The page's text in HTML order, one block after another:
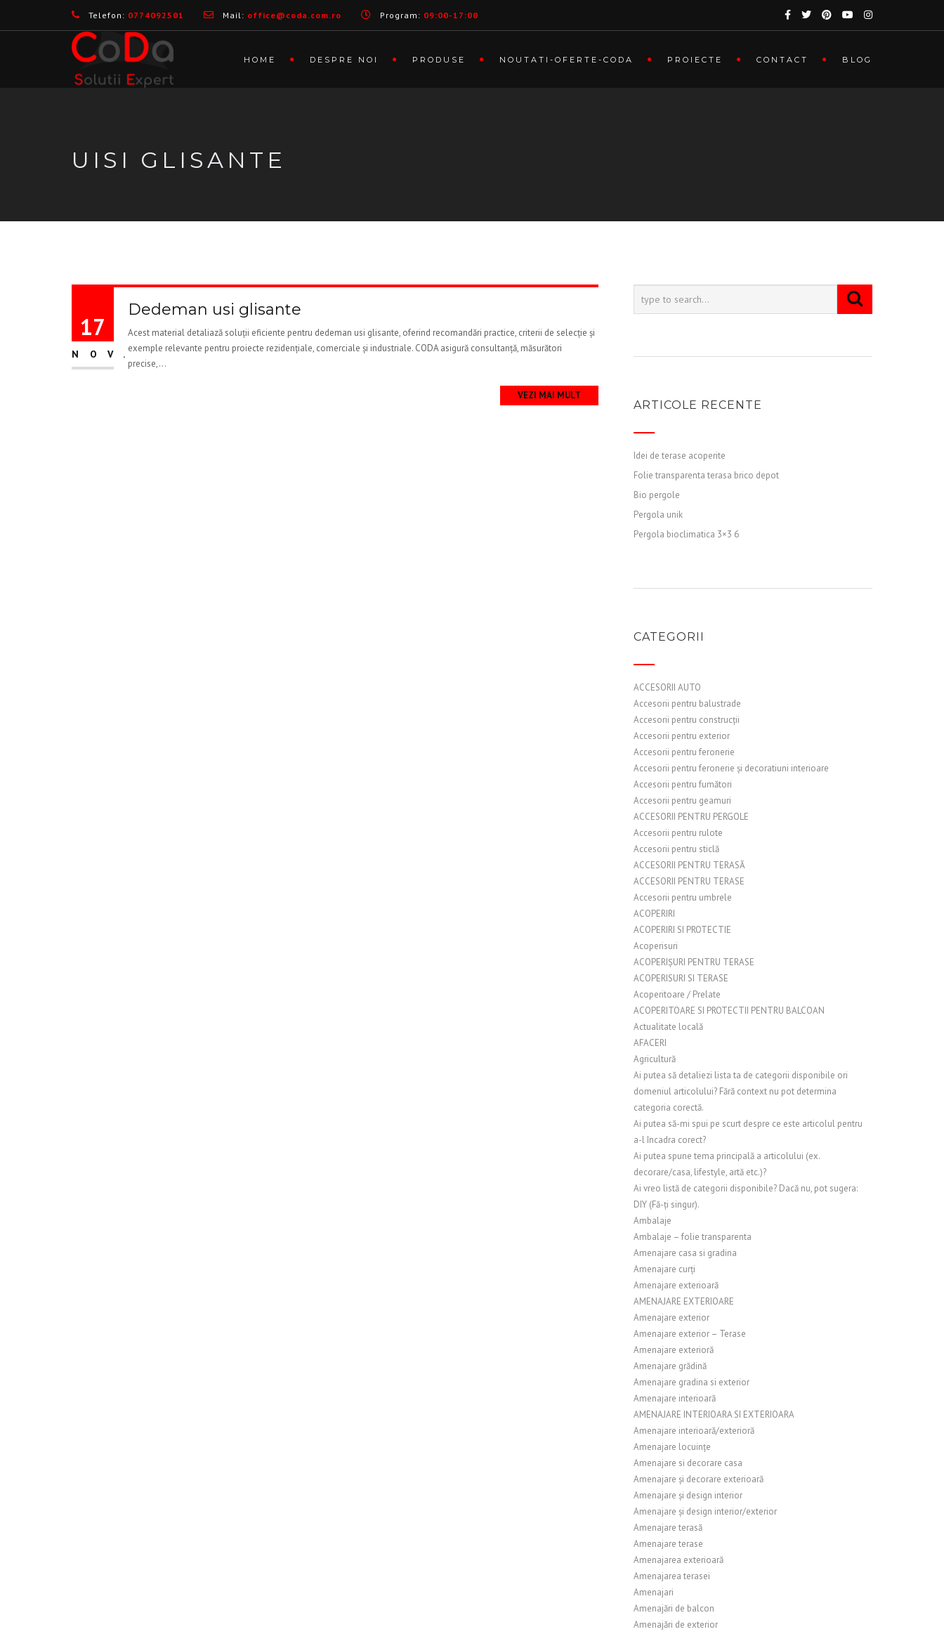
Telefon: 0774092501 Mail: office@coda.com.ro Program: 09:00-17:00
HOME DESPRE NOI PRODUSE NOUTATI-OFERTE-CODA PROIECTE CONTACT BLOG
UISI GLISANTE
17
NOV.
Dedeman usi glisante
Acest material detaliază soluții eficiente pentru dedeman usi glisante, oferind recomandări practice, criterii de selecție și
exemple relevante pentru proiecte rezidențiale, comerciale și industriale. CODA asigură consultanță, măsurători
precise,...
VEZI MAI MULT
ARTICOLE RECENTE
Idei de terase acoperite
Folie transparenta terasa brico depot
Bio pergole
Pergola unik
Pergola bioclimatica 3×3 6
CATEGORII
ACCESORII AUTO
Accesorii pentru balustrade
Accesorii pentru construcții
Accesorii pentru exterior
Accesorii pentru feronerie
Accesorii pentru feronerie și decoratiuni interioare
Accesorii pentru fumători
Accesorii pentru geamuri
ACCESORII PENTRU PERGOLE
Accesorii pentru rulote
Accesorii pentru sticlă
ACCESORII PENTRU TERASĂ
ACCESORII PENTRU TERASE
Accesorii pentru umbrele
ACOPERIRI
ACOPERIRI SI PROTECTIE
Acoperisuri
ACOPERIȘURI PENTRU TERASE
ACOPERISURI SI TERASE
Acoperitoare / Prelate
ACOPERITOARE SI PROTECTII PENTRU BALCOAN
Actualitate locală
AFACERI
Agricultură
Ai putea să detaliezi lista ta de categorii disponibile ori
domeniul articolului? Fără context nu pot determina
categoria corectă.
Ai putea să-mi spui pe scurt despre ce este articolul pentru
a-l încadra corect?
Ai putea spune tema principală a articolului (ex.
decorare/casa, lifestyle, artă etc.)?
Ai vreo listă de categorii disponibile? Dacă nu, pot sugera:
DIY (Fă-ți singur).
Ambalaje
Ambalaje – folie transparenta
Amenajare casa si gradina
Amenajare curți
Amenajare exterioară
AMENAJARE EXTERIOARE
Amenajare exterior
Amenajare exterior – Terase
Amenajare exterioră
Amenajare grădină
Amenajare gradina si exterior
Amenajare interioară
AMENAJARE INTERIOARA SI EXTERIOARA
Amenajare interioară/exterioră
Amenajare locuințe
Amenajare si decorare casa
Amenajare și decorare exterioară
Amenajare și design interior
Amenajare și design interior/exterior
Amenajare terasă
Amenajare terase
Amenajarea exterioară
Amenajarea terasei
Amenajari
Amenajări de balcon
Amenajări de exterior